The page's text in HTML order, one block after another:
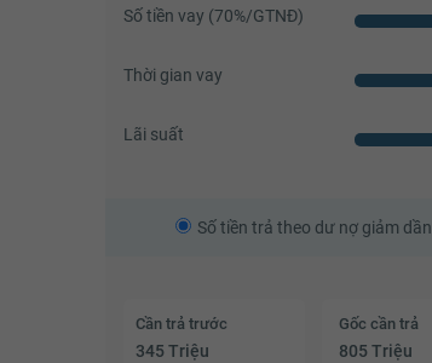
Số tiền vay (70%/GTNĐ)
Thời gian vay
Lãi suất
Số tiền trả theo dư nợ giảm dần
Cần trả trước
345 Triệu
Gốc cần trả
805 Triệu